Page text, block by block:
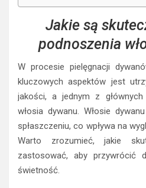
Jakie są
podnoszenia
W procesie pielęgnacji
kluczowych aspektów jest
jakości, a jednym z
włosia dywanu. Włosie
spłaszczeniu, co wpływa na
Warto zrozumieć, jakie
zastosować, aby przywrócić
świetność.